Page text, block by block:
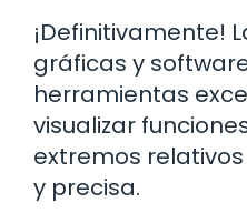
¡Definitivamente!
gráficas y
herramientas
visualizar
extremos
y precisa.